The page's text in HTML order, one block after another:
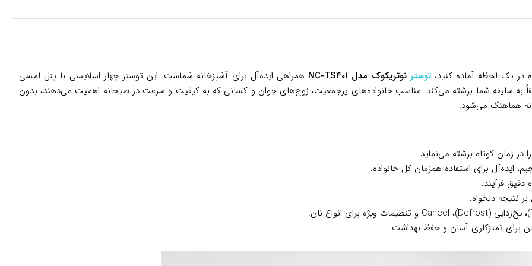
در یک لحظه آماده کنید،توستر نوتریکوک مدل NC-TS401
همراهی ایده‌آل برای آشپزخانه شماست. این توستر چهار اسلایسی با پنل لمسی
به سلیقه شما برشته می‌کند. مناسب خانواده‌های پرجمعیت، زوج‌های جوان و کسانی که به کیفیت و سرعت در صبحانه اهمیت می‌دهند، بدون
هماهنگ می‌شود.
زمان کوتاه برشته می‌نماید.
ایده‌آل برای استفاده همزمان کل خانواده.
فرآیند.
نتیجه دلخواه.
برای تمیزکاری آسان و حفظ بهداشت.